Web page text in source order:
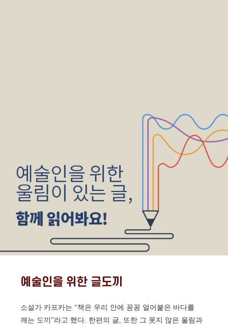
예술인을 위한 글도끼
소설가 카프카는 “책은 우리 안에 꽁꽁 얼어붙은 바다를
깨는 도끼”라고 했다. 한편의 글, 또한 그 못지 않은 울림과